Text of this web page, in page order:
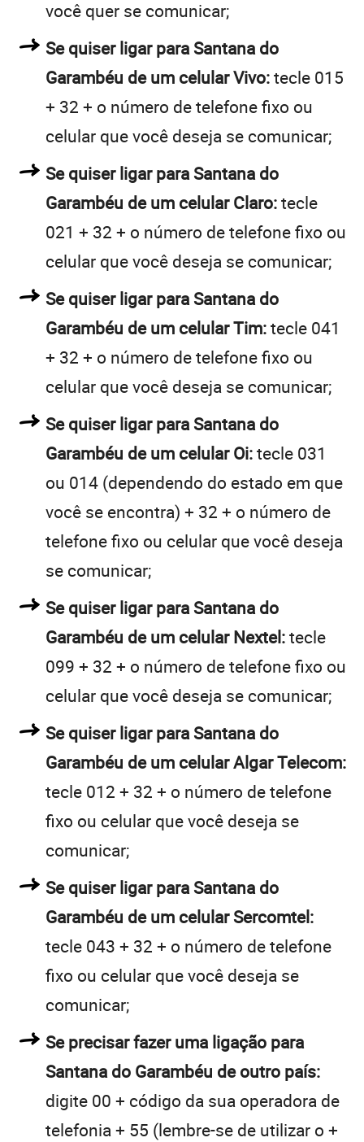
você quer se comunicar;
Se quiser ligar para Santana do
Garambéu de um celular Vivo:tecle 015
+ 32 + o número de telefone fixo ou
celular que você deseja se comunicar;
Se quiser ligar para Santana do
Garambéu de um celular Claro:tecle
021 + 32 + o número de telefone fixo ou
celular que você deseja se comunicar;
Se quiser ligar para Santana do
Garambéu de um celular Tim:tecle 041
+ 32 + o número de telefone fixo ou
celular que você deseja se comunicar;
Se quiser ligar para Santana do
Garambéu de um celular Oi:tecle 031
ou 014 (dependendo do estado em que
você se encontra) + 32 + o número de
telefone fixo ou celular que você deseja
se comunicar;
Se quiser ligar para Santana do
Garambéu de um celular Nextel:tecle
099 + 32 + o número de telefone fixo ou
celular que você deseja se comunicar;
Se quiser ligar para Santana do
Garambéu de um celular Algar Telecom:
tecle 012 + 32 + o número de telefone
fixo ou celular que você deseja se
comunicar;
Se quiser ligar para Santana do
Garambéu de um celular Sercomtel:
tecle 043 + 32 + o número de telefone
fixo ou celular que você deseja se
comunicar;
Se precisar fazer uma ligação para
Santana do Garambéu de outro país:
digite 00 + código da sua operadora de
telefonia + 55 (lembre-se de utilizar o +